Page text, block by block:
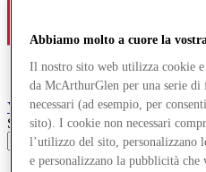
YorkDesigner Outlet
Search input
Abbiamo molto a cuore la
Il nostro sito web utilizza cookie
da McArthurGlen per una serie
necessari (ad esempio, per
sito). I cookie non necessari
l’utilizzo del sito, personalizzano
e personalizzano la pubblicità